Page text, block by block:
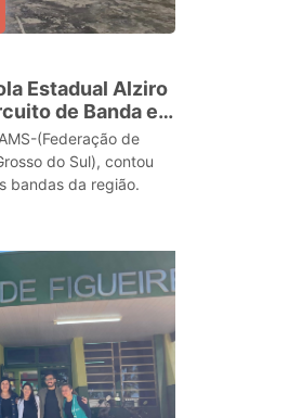
Estadual Alziro
de Banda e
(Federação de
do Sul), contou
bandas da região.